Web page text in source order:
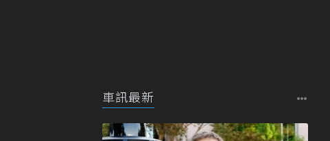
車訊最新